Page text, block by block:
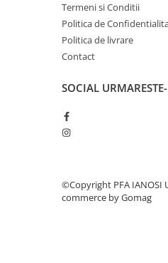
Termeni si Conditii
Politica de
Politica de livrare
Contact
SOCIAL
©Copyright PFA IANOSI
commerce by Gomag